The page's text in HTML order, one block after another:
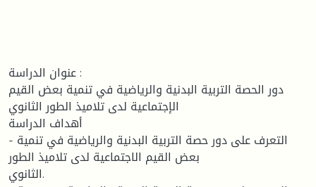
عنوان الدراسة :
دور الحصة التربية البدنية والرياضية في تنمية بعض القيم
الإجتماعية لدى تلاميذ الطور الثانوي
أهداف الدراسة
- التعرف على دور حصة التربية البدنية والرياضية في تنمية
بعض القيم الاجتماعية لدى تلاميذ الطور
الثانوي.